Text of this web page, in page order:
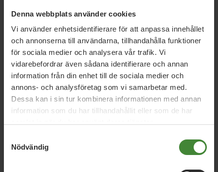
Denna webbplats använder cookies
Vi använder enhetsidentifierare för att anpassa innehållet
och annonserna till användarna, tillhandahålla funktioner
för sociala medier och analysera vår trafik. Vi
vidarebefordrar även sådana identifierare och annan
information från din enhet till de sociala medier och
annons- och analysföretag som vi samarbetar med.
Dessa kan i sin tur kombinera informationen med annan
information som du har tillhandahållit eller som de har
Nödvändig
Idag är bilen ofta det enda rimliga valet, inte för att alla vill
köra, utan för att alternativen brister. Vi vill: satsa på mer,
bättre och flexibel kollektivtrafik, trygga cykelvägar och
lösningar som gör att fler kan klara sig med färre bilar.
Vi vill att vi kan lita på kollektivtrafiken och att den
är enkel, bekväm och billigare.
Vi vill halvera priset på kollektivtrafik istället för att
sänka priset på bensin och diesel.
samtidigt som vardagen och miljön blir bättre.